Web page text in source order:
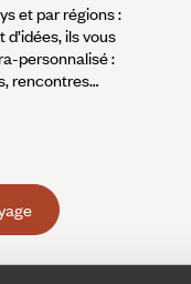
et par régions :
ils vous
personnalisé :
rencontres…